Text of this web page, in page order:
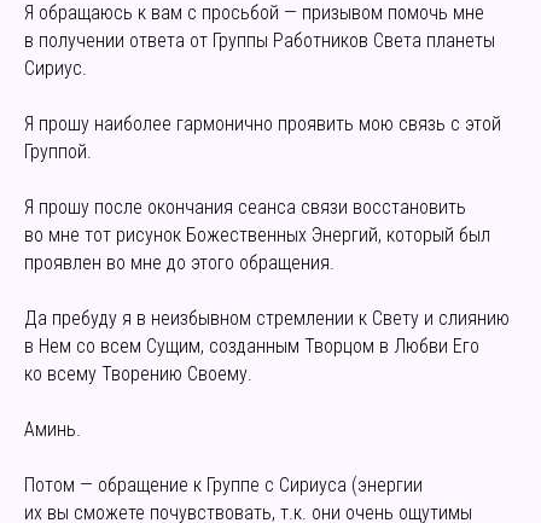
Я обращаюсь к вам с просьбой — призывом помочь мне
в получении ответа от Группы Работников Света планеты
Сириус.
Я прошу наиболее гармонично проявить мою связь с этой
Группой.
Я прошу после окончания сеанса связи восстановить
во мне тот рисунок Божественных Энергий, который был
проявлен во мне до этого обращения.
Да пребуду я в неизбывном стремлении к Свету и слиянию
в Нем со всем Сущим, созданным Творцом в Любви Его
ко всему Творению Своему.
Аминь.
Потом — обращение к Группе с Сириуса (энергии
их вы сможете почувствовать, т.к. они очень ощутимы